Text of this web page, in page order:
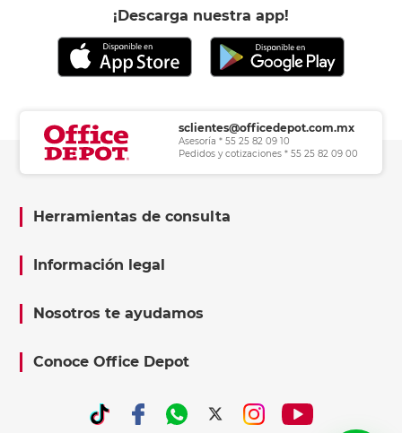
¡Descarga nuestra app!
sclientes@officedepot.com.mx
Asesoría * 55 25 82 09 10
Pedidos y cotizaciones * 55 25 82 09 00
Herramientas de consulta
Información legal
Nosotros te ayudamos
Conoce Office Depot